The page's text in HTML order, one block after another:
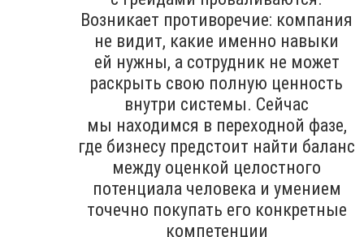
Возникает противоречие: компания
не видит, какие именно навыки
ей нужны, а сотрудник не может
раскрыть свою полную ценность
внутри системы. Сейчас
мы находимся в переходной фазе,
где бизнесу предстоит найти баланс
между оценкой целостного
потенциала человека и умением
точечно покупать его конкретные
компетенции